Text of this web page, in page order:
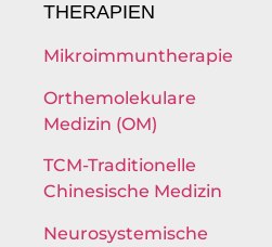
THERAPIEN
Mikroimmuntherapie
Orthemolekulare
Medizin (OM)
TCM-Traditionelle
Chinesische Medizin
Neurosystemische